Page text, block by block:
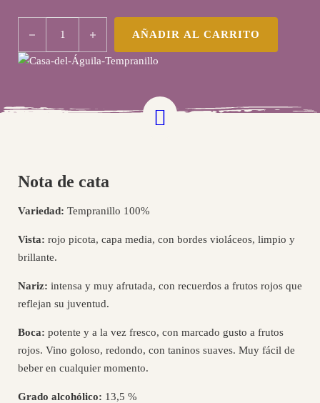
AÑADIR AL CARRITO
Nota de cata
Variedad: Tempranillo 100%
Vista: rojo picota, capa media, con bordes violáceos, limpio y
brillante.
Nariz: intensa y muy afrutada, con recuerdos a frutos rojos que
reflejan su juventud.
Boca: potente y a la vez fresco, con marcado gusto a frutos
rojos. Vino goloso, redondo, con taninos suaves. Muy fácil de
beber en cualquier momento.
Grado alcohólico: 13,5 %